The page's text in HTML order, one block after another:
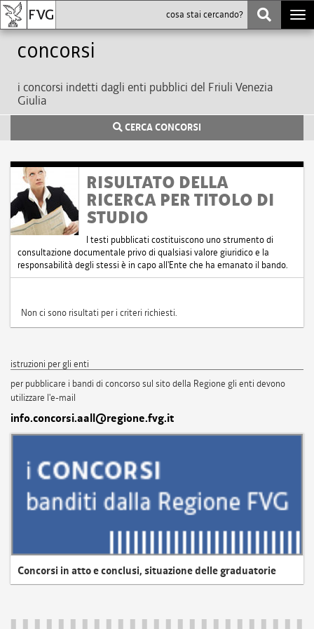
Concorsi
i concorsi indetti dagli enti pubblici del Friuli Venezia
Giulia
CERCA CONCORSI
RISULTATO DELLA
RICERCA PER TITOLO DI
STUDIO
I testi pubblicati costituiscono uno strumento di
consultazione documentale privo di qualsiasi valore giuridico e la
responsabilità degli stessi è in capo all'Ente che ha emanato il bando.
Non ci sono risultati per i criteri richiesti.
istruzioni per gli enti
per pubblicare i bandi di concorso sul sito della Regione gli enti devono
utilizzare l'e-mail
info.concorsi.aall@regione.fvg.it
Concorsi in atto e conclusi, situazione delle graduatorie